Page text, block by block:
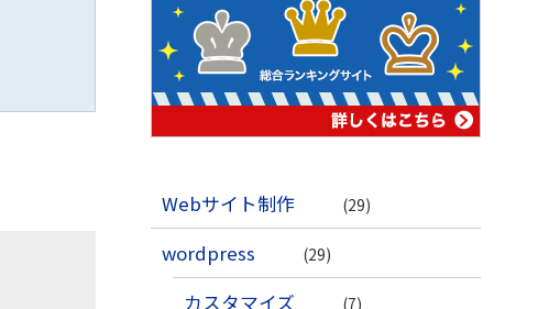
Webサイト制作 (29)
wordpress (29)
カスタマイズ (7)